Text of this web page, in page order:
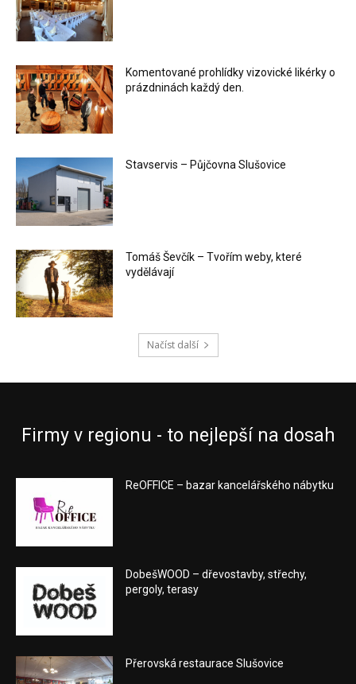
Komentované prohlídky vizovické likérky o
prázdninách každý den.
Stavservis – Půjčovna Slušovice
Tomáš Ševčík – Tvořím weby, které
vydělávají
Načíst další
Firmy v regionu - to nejlepší na dosah
ReOFFICE – bazar kancelářského nábytku
DobešWOOD – dřevostavby, střechy,
pergoly, terasy
Přerovská restaurace Slušovice